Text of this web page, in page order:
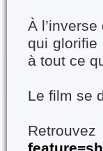
À
qui glorifie
à tout ce
Le film se